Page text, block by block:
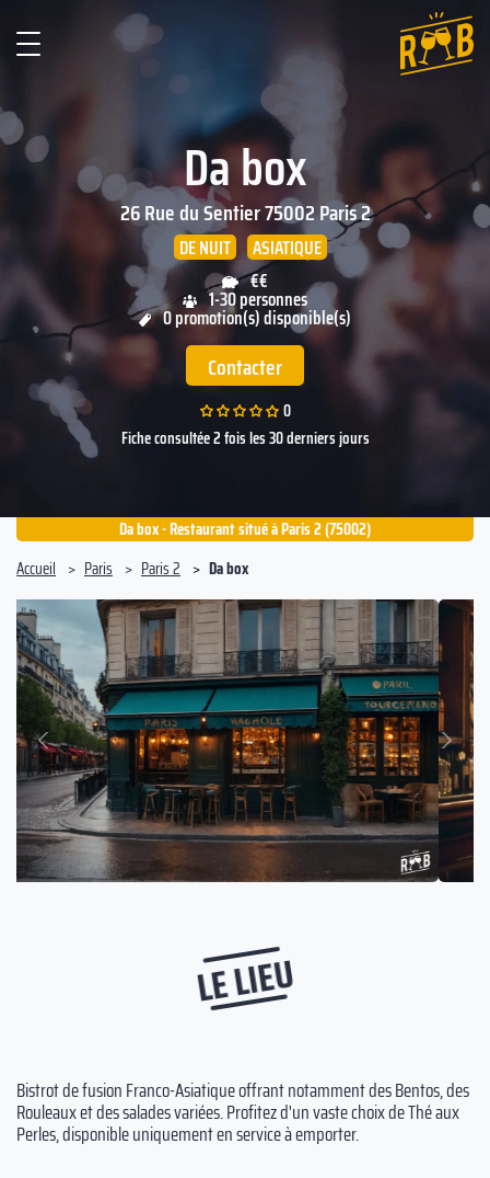
Da box
26 Rue du Sentier75002Paris 2
DE NUIT
ASIATIQUE
€€
1-30 personnes
0 promotion(s) disponible(s)
Contacter
0
Fiche consultée 2 fois les 30 derniers jours
Da box - Restaurant situé à Paris 2 (75002)
Accueil
Paris Paris 2 Da box
Précédent
Suivant
LE LIEU
Bistrot de fusion Franco-Asiatique offrant notamment des Bentos, des
Rouleaux et des salades variées. Profitez d'un vaste choix de Thé aux
Perles, disponible uniquement en service à emporter.